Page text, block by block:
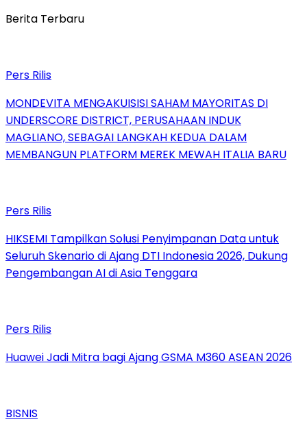
Berita Terbaru
Pers Rilis
MONDEVITA MENGAKUISISI SAHAM MAYORITAS DI
UNDERSCORE DISTRICT, PERUSAHAAN INDUK
MAGLIANO, SEBAGAI LANGKAH KEDUA DALAM
MEMBANGUN PLATFORM MEREK MEWAH ITALIA BARU
Pers Rilis
HIKSEMI Tampilkan Solusi Penyimpanan Data untuk
Seluruh Skenario di Ajang DTI Indonesia 2026, Dukung
Pengembangan AI di Asia Tenggara
Pers Rilis
Huawei Jadi Mitra bagi Ajang GSMA M360 ASEAN 2026
BISNIS